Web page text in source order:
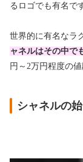
るロゴでも有名で
世界的に有名なラ
ャネルはその中で
円～2万円程度の
シャネルの